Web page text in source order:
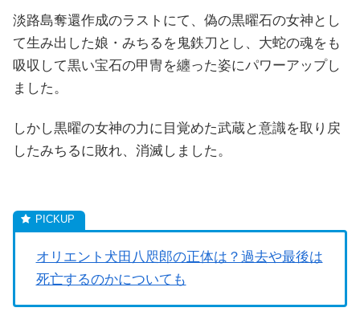
淡路島奪還作成のラストにて、偽の黒曜石の女神とし
て生み出した娘・みちるを鬼鉄刀とし、大蛇の魂をも
吸収して黒い宝石の甲冑を纏った姿にパワーアップし
ました。
しかし黒曜の女神の力に目覚めた武蔵と意識を取り戻
したみちるに敗れ、消滅しました。
オリエント犬田八咫郎の正体は？過去や最後は
死亡するのかについても